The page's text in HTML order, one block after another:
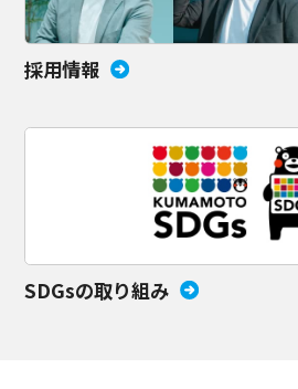
採用情報
SDGsの取り組み